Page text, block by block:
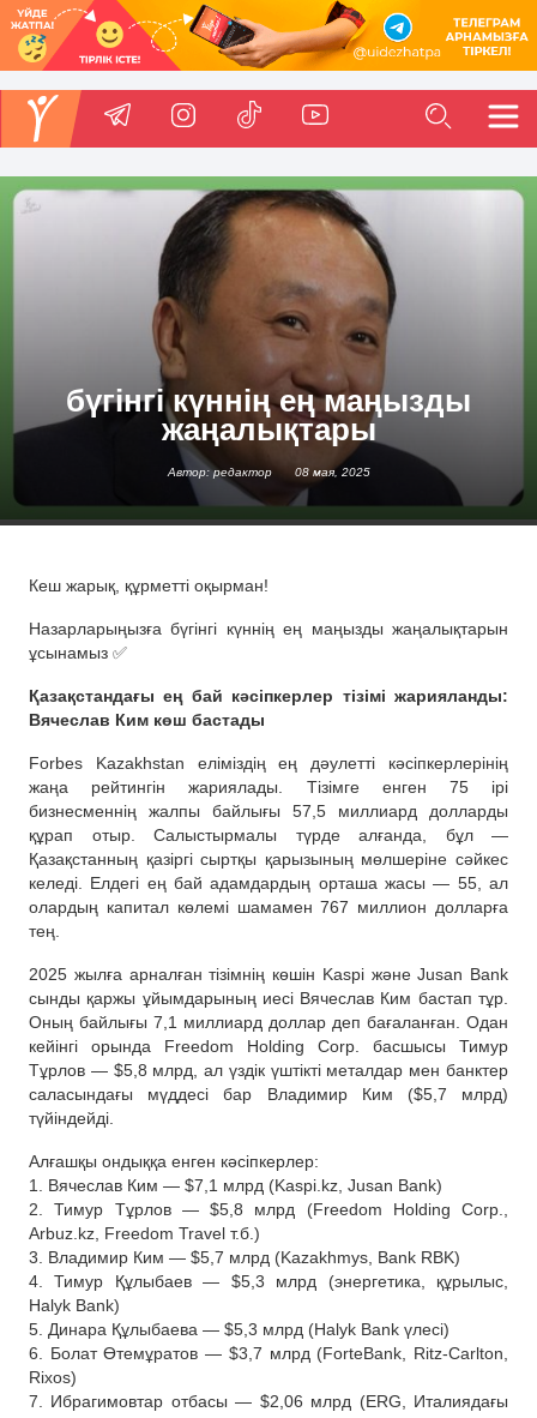
бүгінгі күннің ең маңызды
жаңалықтары
Автор: редактор 08 мая, 2025
Кеш жарық, құрметті оқырман!
Назарларыңызға бүгінгі күннің ең маңызды жаңалықтарын
ұсынамыз ✅
Қазақстандағы ең бай кәсіпкерлер тізімі жарияланды:
Вячеслав Ким көш бастады
Forbes Kazakhstan еліміздің ең дәулетті кәсіпкерлерінің
жаңа рейтингін жариялады. Тізімге енген 75 ірі
бизнесменнің жалпы байлығы 57,5 миллиард долларды
құрап отыр. Салыстырмалы түрде алғанда, бұл —
Қазақстанның қазіргі сыртқы қарызының мөлшеріне сәйкес
келеді. Елдегі ең бай адамдардың орташа жасы — 55, ал
олардың капитал көлемі шамамен 767 миллион долларға
тең.
2025 жылға арналған тізімнің көшін Kaspi және Jusan Bank
сынды қаржы ұйымдарының иесі Вячеслав Ким бастап тұр.
Оның байлығы 7,1 миллиард доллар деп бағаланған. Одан
кейінгі орында Freedom Holding Corp. басшысы Тимур
Тұрлов — $5,8 млрд, ал үздік үштікті металдар мен банктер
саласындағы мүддесі бар Владимир Ким ($5,7 млрд)
түйіндейді.
Алғашқы ондыққа енген кәсіпкерлер:
1. Вячеслав Ким — $7,1 млрд (Kaspi.kz, Jusan Bank)
2. Тимур Тұрлов — $5,8 млрд (Freedom Holding Corp.,
Arbuz.kz, Freedom Travel т.б.)
3. Владимир Ким — $5,7 млрд (Kazakhmys, Bank RBK)
4. Тимур Құлыбаев — $5,3 млрд (энергетика, құрылыс,
Halyk Bank)
5. Динара Құлыбаева — $5,3 млрд (Halyk Bank үлесі)
6. Болат Өтемұратов — $3,7 млрд (ForteBank, Ritz-Carlton,
Rixos)
7. Ибрагимовтар отбасы — $2,06 млрд (ERG, Италиядағы